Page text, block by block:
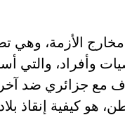
الأزمة، وهي
وأفراد، والتي
مع جزائري ضد
هو كيفية إنقاذ